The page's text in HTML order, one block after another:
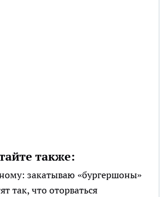
также:
закатываю «бургершоны»
так, что оторваться